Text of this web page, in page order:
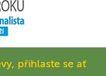
přihlaste se ať